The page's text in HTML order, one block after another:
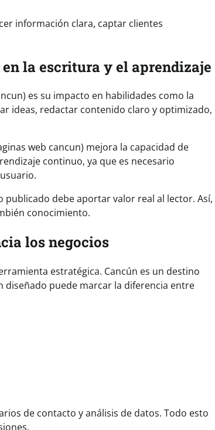
información clara, captar clientes
la escritura y el aprendizaje
es su impacto en habilidades como la
ideas, redactar contenido claro y optimizado,
web cancun) mejora la capacidad de
continuo, ya que es necesario
debe aportar valor real al lector. Así,
conocimiento.
los negocios
estratégica. Cancún es un destino
diseñado puede marcar la diferencia entre
de contacto y análisis de datos. Todo esto